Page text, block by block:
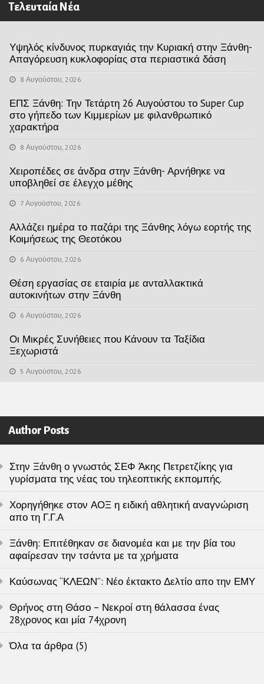
Τελευταία Νέα
Υψηλός κίνδυνος πυρκαγιάς την Κυριακή στην Ξάνθη-
Απαγόρευση κυκλοφορίας στα περιαστικά δάση
8 Αυγούστου, 2026
ΕΠΣ Ξάνθη: Την Τετάρτη 26 Αυγούστου το Super Cup
στο γήπεδο των Κιμμερίων με φιλανθρωπικό
χαρακτήρα
8 Αυγούστου, 2026
Χειροπέδες σε άνδρα στην Ξάνθη- Αρνήθηκε να
υποβληθεί σε έλεγχο μέθης
7 Αυγούστου, 2026
Αλλάζει ημέρα το παζάρι της Ξάνθης λόγω εορτής της
Κοιμήσεως της Θεοτόκου
6 Αυγούστου, 2026
Θέση εργασίας σε εταιρία με ανταλλακτικά
αυτοκινήτων στην Ξάνθη
6 Αυγούστου, 2026
Οι Μικρές Συνήθειες που Κάνουν τα Ταξίδια
Ξεχωριστά
5 Αυγούστου, 2026
Author Posts
Στην Ξάνθη ο γνωστός ΣΕΦ Άκης Πετρετζίκης για
γυρίσματα της νέας του τηλεοπτικής εκπομπής.
Χορηγήθηκε στον ΑΟΞ η ειδική αθλητική αναγνώριση
απο τη Γ.Γ.Α
Ξάνθη: Επιτέθηκαν σε διανομέα και με την βία του
αφαίρεσαν την τσάντα με τα χρήματα
Καύσωνας “ΚΛΕΩΝ”: Νέο έκτακτο Δελτίο απο την ΕΜΥ
Θρήνος στη Θάσο – Νεκροί στη θάλασσα ένας
28χρονος και μία 74χρονη
Όλα τα άρθρα (5)